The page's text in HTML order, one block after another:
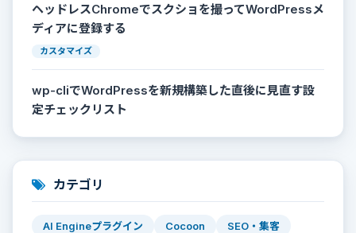
ヘッドレスChromeでスクショを撮ってWordPressメ
ディアに登録する
カスタマイズ
wp-cliでWordPressを新規構築した直後に見直す設
定チェックリスト
カテゴリ
AI Engineプラグイン Cocoon
SEO・集客